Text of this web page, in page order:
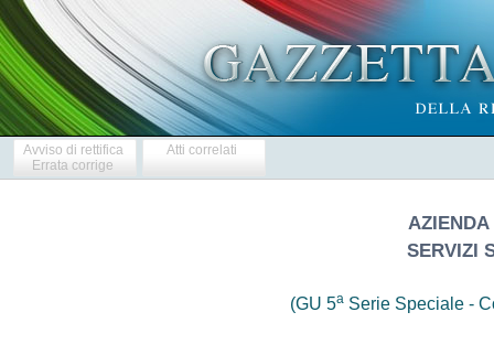
Avviso di rettifica
Errata corrige
Atti correlati
SERVIZI
(GU 5a Serie Speciale -